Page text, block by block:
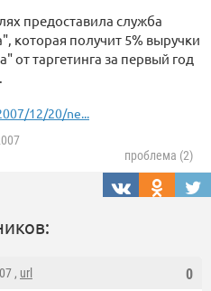
предоставила служба
которая получит 5% выручки
от таргетинга за первый год
12/20/ne...
проблема (2)
0
, url